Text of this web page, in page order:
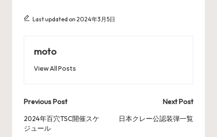
Last updated on 2024年3月5日
moto
View All Posts
Post
navigation
Previous Post
2024年百穴TSC開催スケ
ジュール
Next Post
日本クレー公認装弾一覧